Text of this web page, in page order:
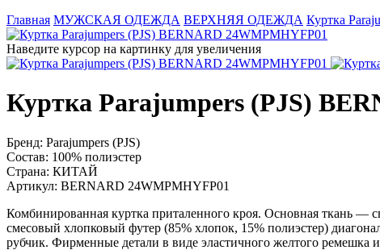
Главная МУЖСКАЯ ОДЕЖДА ВЕРХНЯЯ ОДЕЖДА Куртка
Наведите курсор на картинку для увеличения
Куртка Parajumpers (PJS)
Бренд: Parajumpers (PJS)
Состав: 100% полиэстер
Страна: КИТАЙ
Артикул: BERNARD 24WMPMHYFP01
Комбинированная куртка приталенного кроя. Основная ткань —
смесовый хлопковый футер (85% хлопок, 15% полиэстер)
рубчик. Фирменные детали в виде эластичного желтого ремешка